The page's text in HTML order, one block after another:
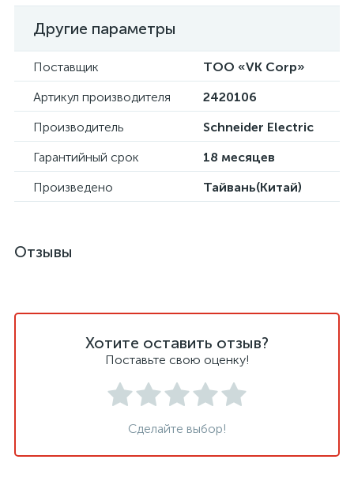
Другие параметры
Поставщик
ТОО «VK Corp»
Артикул производителя
2420106
Производитель
Schneider Electric
Гарантийный срок
18 месяцев
Произведено
Тайвань(Китай)
Отзывы
Хотите оставить отзыв?
Поставьте свою оценку!
Сделайте выбор!